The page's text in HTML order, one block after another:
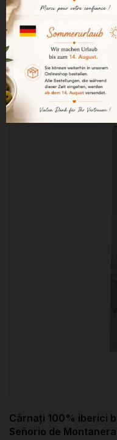
Cârnați 100% iberici
Señorio de Montanera